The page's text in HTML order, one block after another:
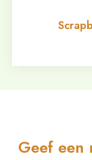
Geef een